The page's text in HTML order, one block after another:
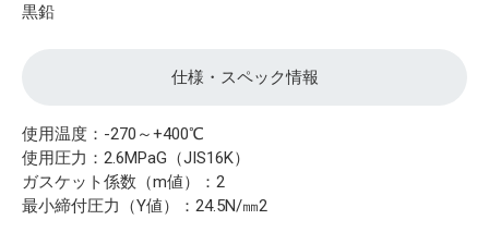
黒鉛
仕様・スペック情報
使用温度：-270～+400℃
使用圧力：2.6MPaG（JIS16K）
ガスケット係数（m値）：2
最小締付圧力（Y値）：24.5N/㎜2